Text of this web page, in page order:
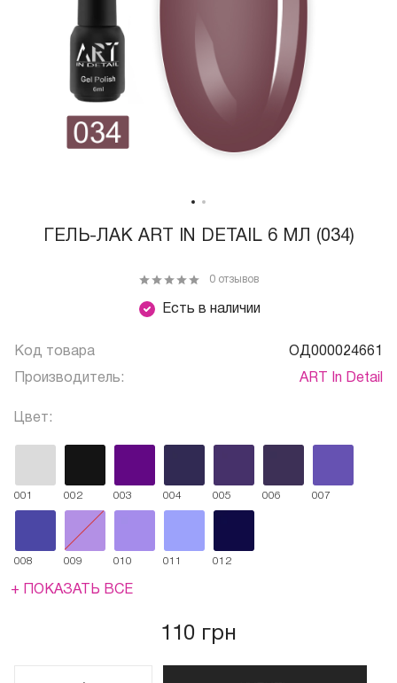
ГЕЛЬ-ЛАК ART IN DETAIL 6 МЛ (034)
Есть в наличии
0 отзывов
Код товара ОД000024661
Производитель: ART In Detail
Цвет:
001 002 003 004 005 006 007
008 009 010 011 012
+ ПОКАЗАТЬ ВСЕ
110 грн